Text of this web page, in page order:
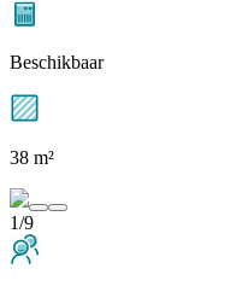
Beschikbaar
38 m²
1/9